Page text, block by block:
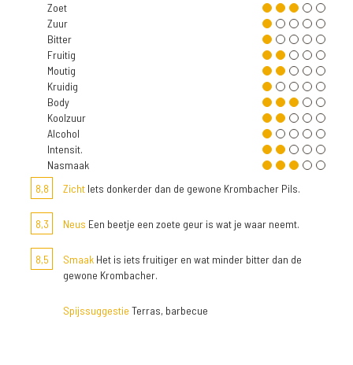
Zoet
Zuur
Bitter
Fruitig
Moutig
Kruidig
Body
Koolzuur
Alcohol
Intensit.
Nasmaak
8,8
Zicht Iets donkerder dan de gewone Krombacher Pils.
8,3 Neus Een beetje een zoete geur is wat je waar neemt.
8,5 Smaak Het is iets fruitiger en wat minder bitter dan de
gewone Krombacher.
Spijssuggestie Terras, barbecue